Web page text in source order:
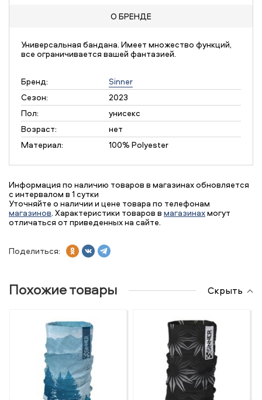
О БРЕНДЕ
Универсальная бандана. Имеет множество функций,
все ограничивается вашей фантазией.
Бренд:
Sinner
Сезон:
2023
Пол:
унисекс
Возраст:
нет
Материал:
100% Polyester
Информация по наличию товаров в магазинах обновляется
с интервалом в 1 сутки
Уточняйте о наличии и цене товара по телефонам
магазинов. Характеристики товаров в магазинахмогут
отличаться от приведенных на сайте.
Поделиться:
Похожие товары Скрыть